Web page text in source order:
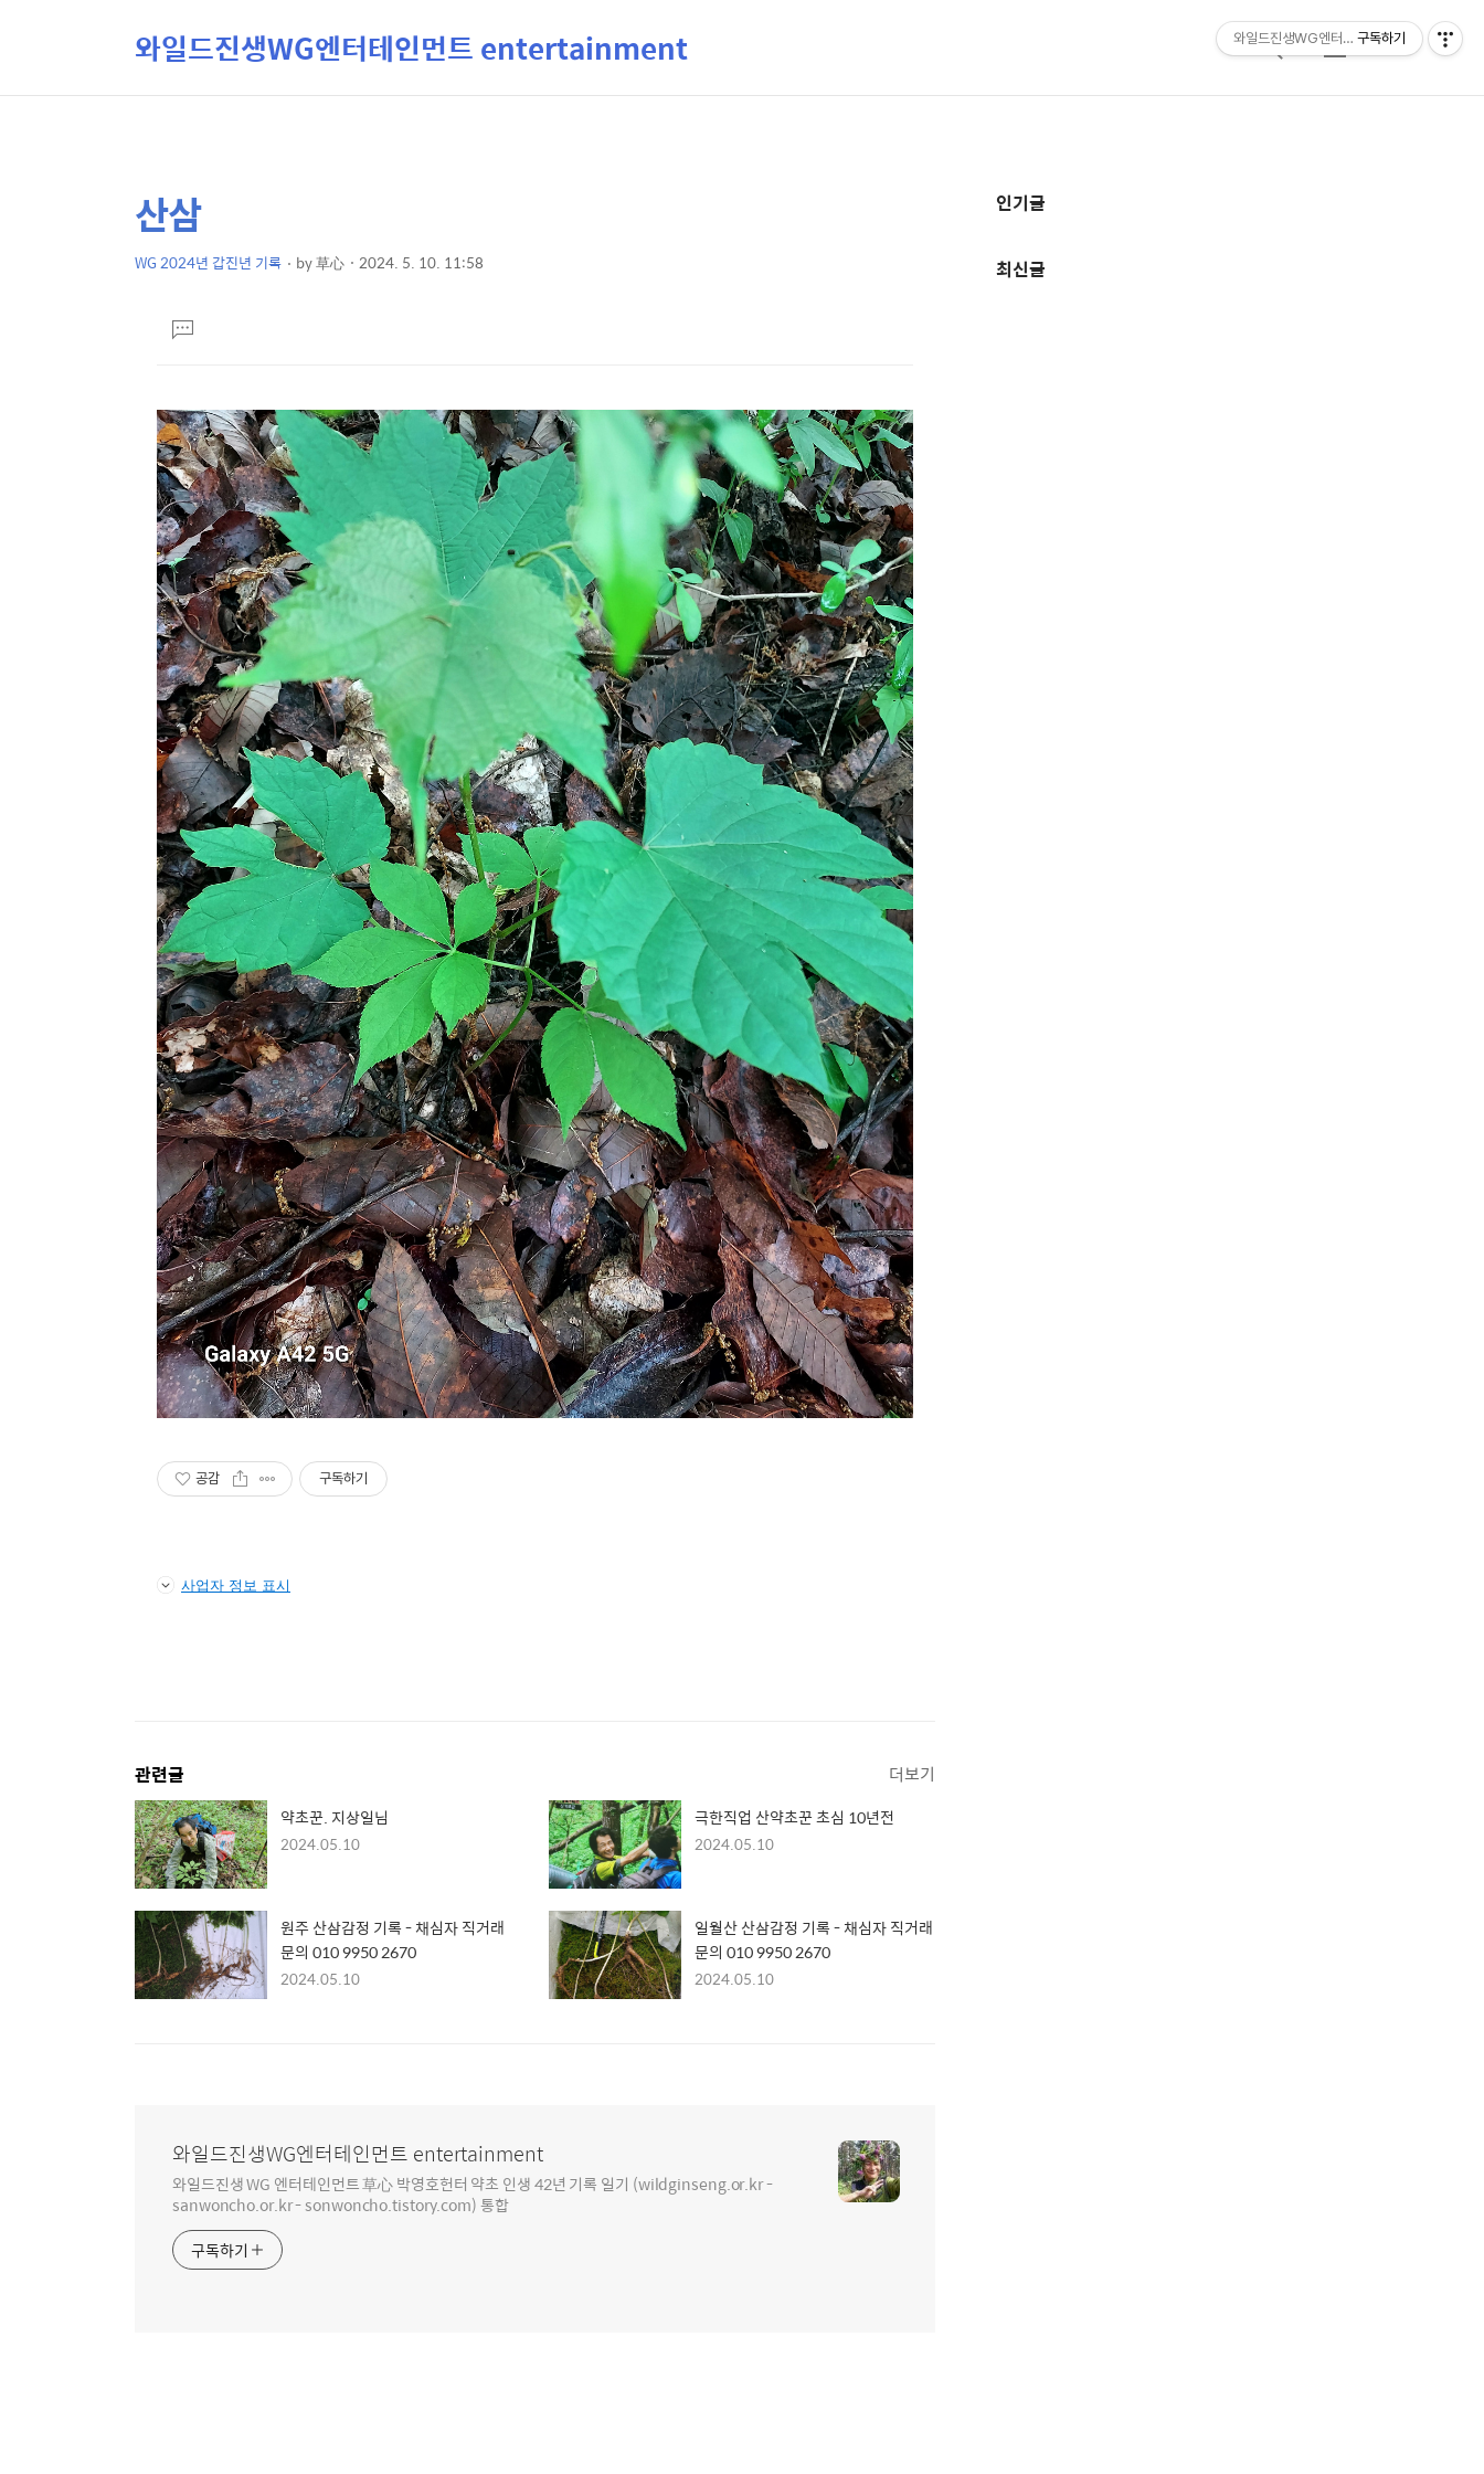
와일드진생WG엔터테인먼트 entertainment
검
메
상
세
컨
본
문
제
산삼
WG 2024년 갑진년 기록 by草心 2024. 5. 10. 11:58
댓
글
공감 구독하기
사업자 정보 표시
관련글 더보기
약초꾼. 지상일님
2024.05.10
극한직업 산약초꾼 초심 10년전
2024.05.10
원주 산삼감정 기록 - 채심자 직거래
문의 010 9950 2670
2024.05.10
일월산 산삼감정 기록 - 채심자 직거래
문의 010 9950 2670
2024.05.10
와일드진생WG엔터테인먼트 entertainment
와일드진생 WG 엔터테인먼트 草心 박영호헌터 약초 인생 42년 기록 일기 (wildginseng.or.kr -
sanwoncho.or.kr - sonwoncho.tistory.com) 통합
구독하기
추
정
인기글
최신글
와일드진생WG엔터테인먼트
구독하기